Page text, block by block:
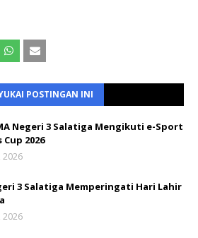
POSTINGAN INI
Negeri 3 Salatiga Mengikuti e-Sport
2026
2026
3 Salatiga Memperingati Hari Lahir
2026